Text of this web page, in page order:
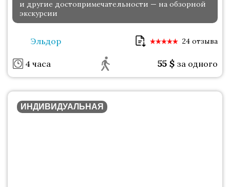
и другие достопримечательности — на обзорной
экскурсии
Эльдор 24 отзыва
4 часа 55 $ за одного
ИНДИВИДУАЛЬНАЯ